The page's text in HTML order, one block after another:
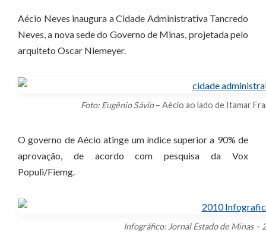
Aécio Neves inaugura a Cidade Administrativa Tancredo
Neves, a nova sede do Governo de Minas, projetada pelo
arquiteto Oscar Niemeyer.
Foto: Eugênio Sávio– Aécio ao lado de Itamar
O governo de Aécio atinge um índice superior a 90% de
aprovação, de acordo com pesquisa da Vox
Populi/Fiemg.
Infográfico: Jornal Estado de Minas –